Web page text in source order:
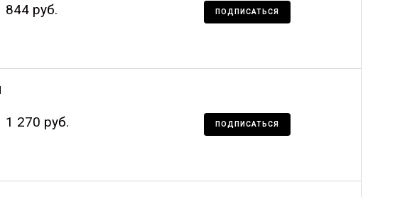
844 руб. ПОДПИСАТЬСЯ
1 270 руб. ПОДПИСАТЬСЯ